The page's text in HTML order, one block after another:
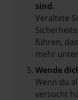
sind.
Veraltete
führen,
mehr
Wende
Wenn du
versucht